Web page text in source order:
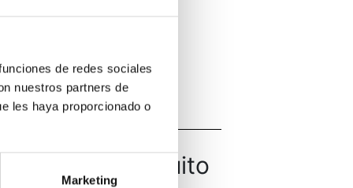
de redes sociales
nuestros partners de
les haya proporcionado o
Marketing
Andrés Rodríguez
Gratuito